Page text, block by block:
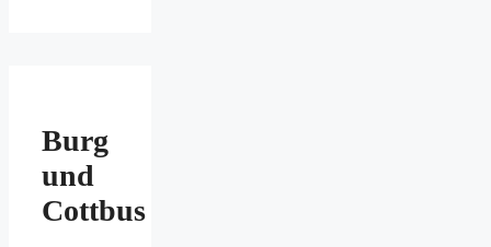
Burg
und
Cottbus